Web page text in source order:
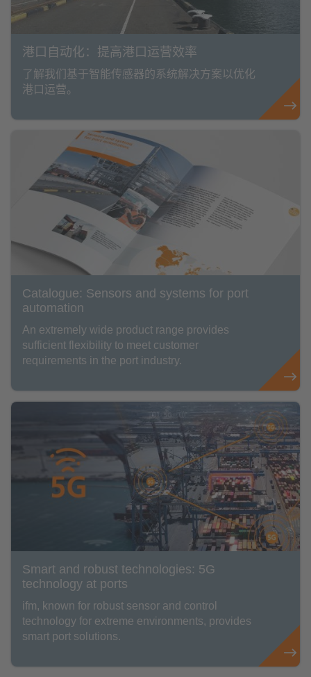
港口自动化：提高港口运营效率
了解我们基于智能传感器的系统解决方案以优化
港口运营。
Catalogue: Sensors and systems for port
automation
An extremely wide product range provides
sufficient flexibility to meet customer
requirements in the port industry.
Smart and robust technologies: 5G
technology at ports
ifm, known for robust sensor and control
technology for extreme environments, provides
smart port solutions.